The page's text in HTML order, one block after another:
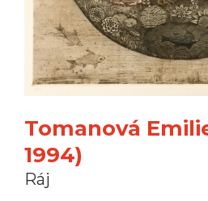
Tomanová
1994)
Ráj